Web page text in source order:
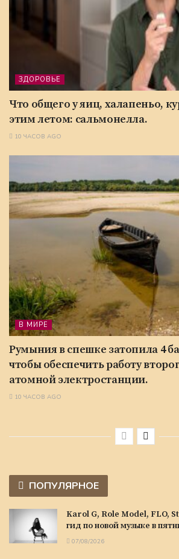
ЗДОРОВЬЕ
Что общего у яиц, халапеньо,
этим летом: сальмонелла.
10 ЧАСОВ AGO
В МИРЕ
Румыния в спешке затопила 4
чтобы обеспечить работу
атомной электростанции.
10 ЧАСОВ AGO
ПОПУЛЯРНОЕ
Karol G, Role Model, FLO,
гид по новой музыке в
07/08/2026